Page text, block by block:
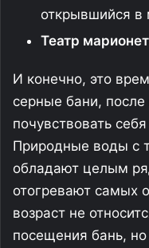
открывшийся в
Театр
И конечно, это
серные бани, после
почувствовать
Природные воды с
обладают целым
отогревают самых
возраст не
посещения бань, но